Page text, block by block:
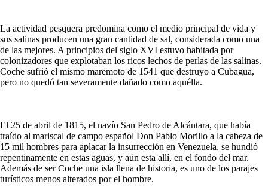
La actividad pesquera predomina como el medio principal de vida y
sus salinas producen una gran cantidad de sal, considerada como una
de las mejores. A principios del siglo XVI estuvo habitada por
colonizadores que explotaban los ricos lechos de perlas de las salinas.
Coche sufrió el mismo maremoto de 1541 que destruyo a Cubagua,
pero no quedó tan severamente dañado como aquélla.
El 25 de abril de 1815, el navío San Pedro de Alcántara, que había
traído al mariscal de campo español Don Pablo Morillo a la cabeza de
15 mil hombres para aplacar la insurrección en Venezuela, se hundió
repentinamente en estas aguas, y aún esta allí, en el fondo del mar.
Además de ser Coche una isla llena de historia, es uno de los parajes
turísticos menos alterados por el hombre.